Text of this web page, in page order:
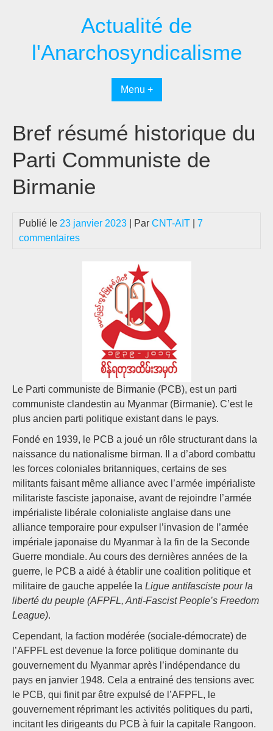
Actualité de
l'Anarchosyndicalisme
Menu +
Bref résumé historique du
Parti Communiste de
Birmanie
Publié le 23 janvier 2023 | Par CNT-AIT
7
commentaires
Le Parti communiste de Birmanie (PCB), est un parti
communiste clandestin au Myanmar (Birmanie). C’est le
plus ancien parti politique existant dans le pays.
Fondé en 1939, le PCB a joué un rôle structurant dans la
naissance du nationalisme birman. Il a d’abord combattu
les forces coloniales britanniques, certains de ses
militants faisant même alliance avec l’armée impérialiste
militariste fasciste japonaise, avant de rejoindre l’armée
impérialiste libérale colonialiste anglaise dans une
alliance temporaire pour expulser l’invasion de l’armée
impériale japonaise du Myanmar à la fin de la Seconde
Guerre mondiale. Au cours des dernières années de la
guerre, le PCB a aidé à établir une coalition politique et
militaire de gauche appelée la Ligue antifasciste pour la
liberté du peuple (AFPFL, Anti-Fascist People’s Freedom
League).
Cependant, la faction modérée (sociale-démocrate) de
l’AFPFL est devenue la force politique dominante du
gouvernement du Myanmar après l’indépendance du
pays en janvier 1948. Cela a entrainé des tensions avec
le PCB, qui finit par être expulsé de l’AFPFL, le
gouvernement réprimant les activités politiques du parti,
incitant les dirigeants du PCB à fuir la capitale Rangoon.